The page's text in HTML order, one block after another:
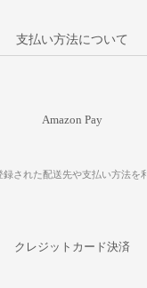
支払い方法について
Amazon Pay
録された配送先や支払い方法を
クレジットカード決済